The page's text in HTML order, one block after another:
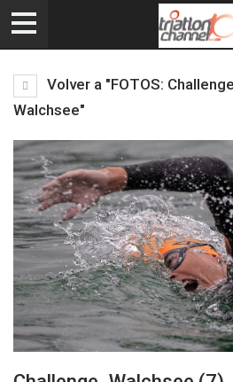
Volver a "FOTOS:
Walchsee"